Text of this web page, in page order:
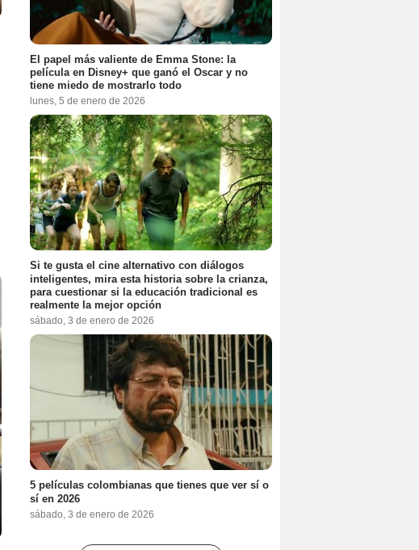
El papel más valiente de Emma Stone: la
película en Disney+ que ganó el Oscar y no
tiene miedo de mostrarlo todo
lunes, 5 de enero de 2026
Si te gusta el cine alternativo con diálogos
inteligentes, mira esta historia sobre la crianza,
para cuestionar si la educación tradicional es
realmente la mejor opción
sábado, 3 de enero de 2026
5 películas colombianas que tienes que ver sí o
sí en 2026
sábado, 3 de enero de 2026